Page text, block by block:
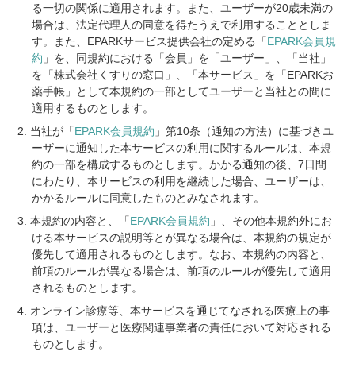
る一切の関係に適用されます。また、ユーザーが20歳未満の
場合は、法定代理人の同意を得たうえで利用することとしま
す。また、EPARKサービス提供会社の定める「EPARK会員規
約 」を、同規約における「会員」を「ユーザー」、「当社」
を「株式会社くすりの窓口」、「本サービス」を「EPARKお
薬手帳」として本規約の一部としてユーザーと当社との間に
適用するものとします。
当社が「EPARK会員規約 」第10条（通知の方法）に基づきユ
ーザーに通知した本サービスの利用に関するルールは、本規
約の一部を構成するものとします。かかる通知の後、7日間
にわたり、本サービスの利用を継続した場合、ユーザーは、
かかるルールに同意したものとみなされます。
本規約の内容と、「EPARK会員規約 」、その他本規約外にお
ける本サービスの説明等とが異なる場合は、本規約の規定が
優先して適用されるものとします。なお、本規約の内容と、
前項のルールが異なる場合は、前項のルールが優先して適用
されるものとします。
オンライン診療等、本サービスを通じてなされる医療上の事
項は、ユーザーと医療関連事業者の責任において対応される
ものとします。